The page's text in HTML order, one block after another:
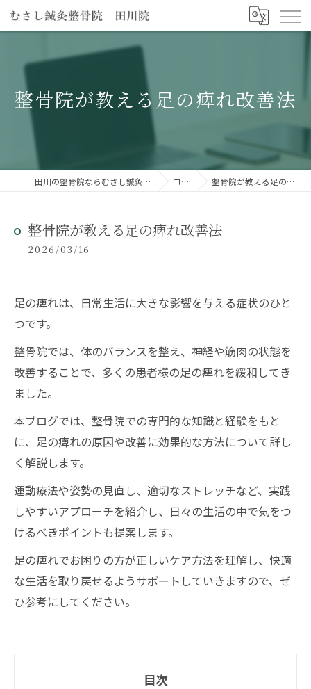
整骨院が教える足の痺れ改善法
田川の整骨院ならむさし鍼灸整骨院 田川院 コラム 整骨院が教える足の痺れ改善法
整骨院が教える足の痺れ改善法
2026/03/16
足の痺れは、日常生活に大きな影響を与える症状のひと
つです。
整骨院では、体のバランスを整え、神経や筋肉の状態を
改善することで、多くの患者様の足の痺れを緩和してき
ました。
本ブログでは、整骨院での専門的な知識と経験をもと
に、足の痺れの原因や改善に効果的な方法について詳し
く解説します。
運動療法や姿勢の見直し、適切なストレッチなど、実践
しやすいアプローチを紹介し、日々の生活の中で気をつ
けるべきポイントも提案します。
足の痺れでお困りの方が正しいケア方法を理解し、快適
な生活を取り戻せるようサポートしていきますので、ぜ
ひ参考にしてください。
目次